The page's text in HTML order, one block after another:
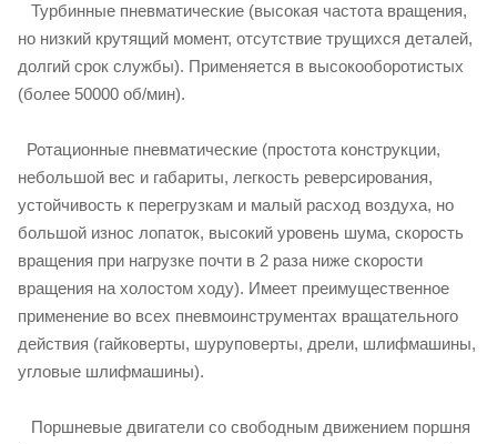
Турбинные пневматические (высокая частота вращения,
но низкий крутящий момент, отсутствие трущихся деталей,
долгий срок службы). Применяется в высокооборотистых
(более 50000 об/мин).
Ротационные пневматические (простота конструкции,
небольшой вес и габариты, легкость реверсирования,
устойчивость к перегрузкам и малый расход воздуха, но
большой износ лопаток, высокий уровень шума, скорость
вращения при нагрузке почти в 2 раза ниже скорости
вращения на холостом ходу). Имеет преимущественное
применение во всех пневмоинструментах вращательного
действия (гайковерты, шуруповерты, дрели, шлифмашины,
угловые шлифмашины).
Поршневые двигатели со свободным движением поршня